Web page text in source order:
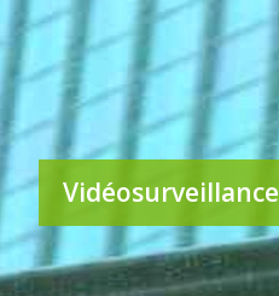
Vidéosurveillance